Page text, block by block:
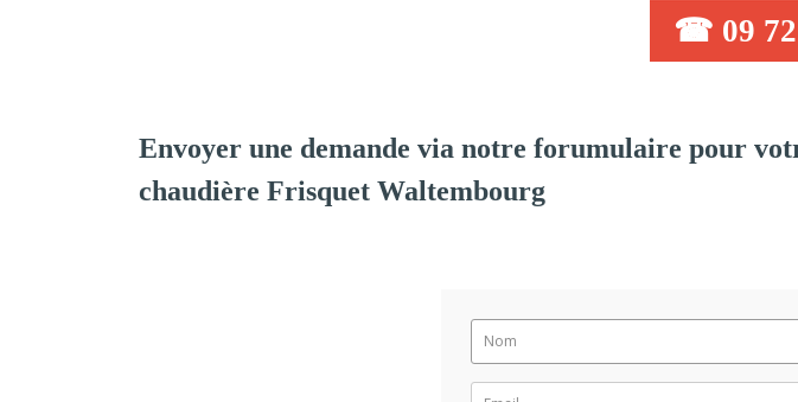
☎ 09 72
Envoyer une demande via notre forumulaire pour
chaudière Frisquet Waltembourg